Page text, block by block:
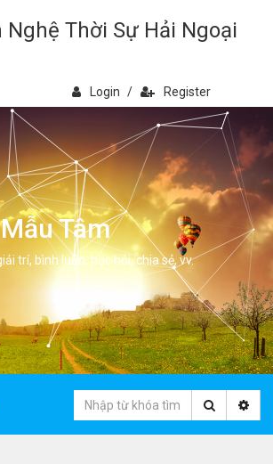
Nghệ Thời Sự Hải Ngoại
Login / Register
Tâm
trí, bình luân, học hỏi, chia sẻ, vv.